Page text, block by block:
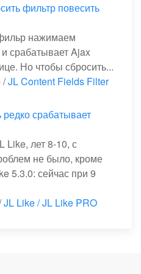
фильтр повесить
нажимаем
срабатывает Ajax
Но чтобы сбросить...
/JL Content Fields Filter
срабатывает
Like, лет 8-10, с
не было, кроме
5.3.0: сейчас при 9
JL Like / JL Like PRO